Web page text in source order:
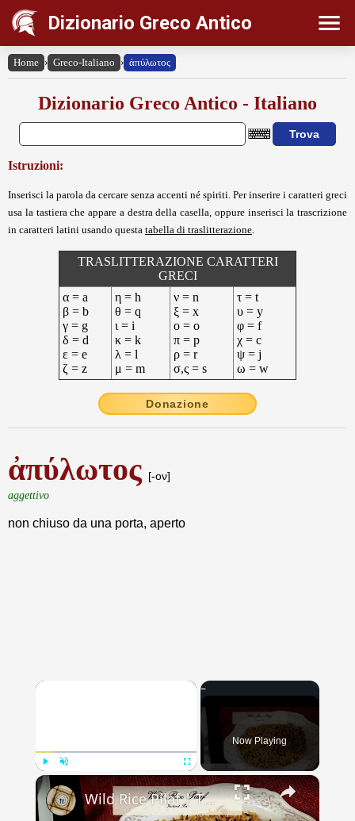
Dizionario Greco Antico
Home › Greco-Italiano › ἀπύλωτος
Dizionario Greco Antico - Italiano
Istruzioni:
Inserisci la parola da cercare senza accenti né spiriti. Per inserire i caratteri greci
usa la tastiera che appare a destra della casella, oppure inserisci la trascrizione
in caratteri latini usando questa tabella di traslitterazione
TRASLITTERAZIONE CARATTERI
GRECI
α = a
β = b
γ = g
δ = d
ε = e
ζ = z
η = h
θ = q
ι = i
κ = k
λ = l
μ = m
ν = n
ξ = x
ο = o
π = p
ρ = r
σ,ς = s
τ = t
υ = y
φ = f
χ = c
ψ = j
ω = w
Donazione
ἀπύλωτος [-ον]
aggettivo
non chiuso da una porta, aperto
×
Play Fullscreen
Now Playing
×
Wild Rice Pilaf | The True Story Behind Rice-A-Roni | Instant Pot Recipe